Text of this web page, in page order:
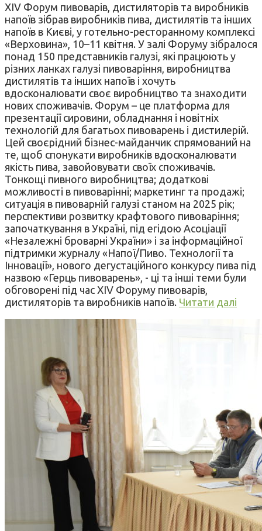
XIV Форум пивоварів, дистиляторів та виробників
напоїв зібрав виробників пива, дистилятів та інших
напоїв в Києві, у готельно-ресторанному комплексі
«Верховина», 10–11 квітня. У залі Форуму зібралося
понад 150 представників галузі, які працюють у
різних ланках галузі пивоваріння, виробництва
дистилятів та інших напоїв і хочуть
вдосконалювати своє виробництво та знаходити
нових споживачів. Форум – це платформа для
презентації сировини, обладнання і новітніх
технологій для багатьох пивоварень і дистилерій.
Цей своєрідний бізнес-майданчик спрямований на
те, щоб спонукати виробників вдосконалювати
якість пива, завойовувати своїх споживачів.
Тонкощі пивного виробництва; додаткові
можливості в пивоварінні; маркетинг та продажі;
ситуація в пивоварній галузі станом на 2025 рік;
перспективи розвитку крафтового пивоваріння;
започаткування в Україні, під егідою Асоціації
«Незалежні броварні України» і за інформаційної
підтримки журналу «Напої/Пиво. Технології та
Інновації», нового дегустаційного конкурсу пива під
назвою «Герць пивоварень», - ці та інші теми були
обговорені під час XIV Форуму пивоварів,
дистиляторів та виробників напоїв. Читати далі